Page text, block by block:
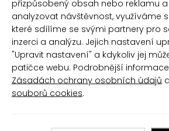
Recenze
Produkt zatím nemá žádné
první, kdo produkt
přizpůsobený obsah nebo reklamu
analyzovat návštěvnost, využíváme
které sdílíme se svými partnery pro
inzerci a analýzu. Jejich nastavení
"Upravit nastavení" a kdykoliv jej
patičce webu. Podrobnější
Zásadách ochrany osobních údajů a
souborů cookies.